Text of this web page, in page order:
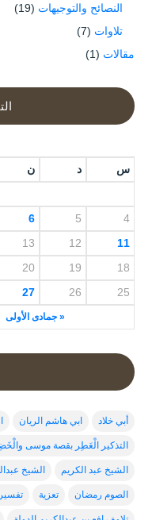
النصائح والتوجيهات (19)
تلاوات (7)
مقالات (1)
س د ن
« جمادى الأولى
4
5
6
11
12
13
18
19
20
25
26
27
أبي خلاد ابي هاشم الريان
التذكير الْعَطِر بقصة موسى
الشيخ عبد الكريم الشيخ
الصوم رمضان تعزية